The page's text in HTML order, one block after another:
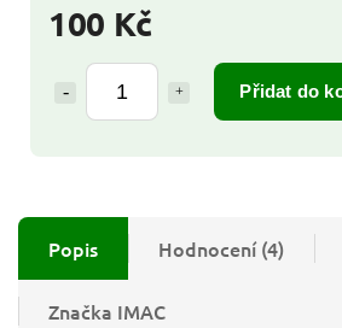
100 Kč
Přidat do
Popis Hodnocení (4)
Značka IMAC